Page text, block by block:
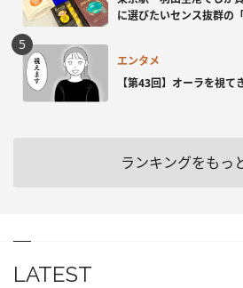
に選びたいセンス抜群の
エンタメ
【第43回】オーラを視て
ランキングをもっ
LATEST